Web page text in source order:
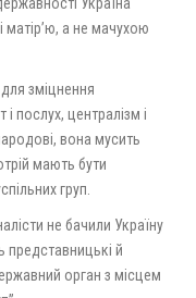
а не мачухою
зміцнення
послух, централізм і
вона мусить
мають бути
груп.
не бачили Україну
представницькі й
орган з місцем